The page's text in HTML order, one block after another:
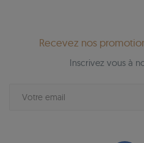
Recevez nos
Inscrivez vous à